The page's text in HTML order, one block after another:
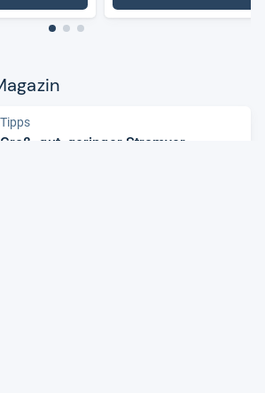
Tipps
Groß, gut, gerin­ger Strom­ver­